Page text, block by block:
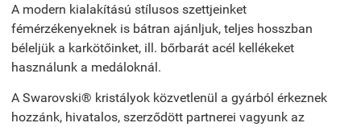
A modern kialakítású stílusos szettjeinket
fémérzékenyeknek is bátran ajánljuk, teljes hosszban
béleljük a karkötőinket, ill. bőrbarát acél kellékeket
használunk a medáloknál.
A Swarovski® kristályok közvetlenül a gyárból érkeznek
hozzánk, hivatalos, szerződött partnerei vagyunk az